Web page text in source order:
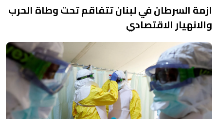
ازمة السرطان في لبنان تتفاقم تحت وطاة الحرب
والانهيار الاقتصادي